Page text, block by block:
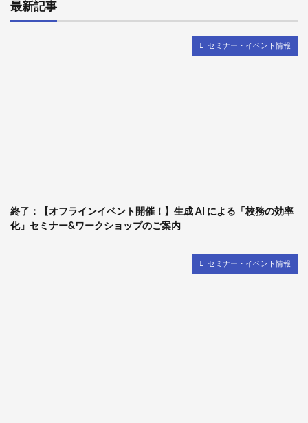
最新記事
セミナー・イベント情報
終了：【オフラインイベント開催！】生成 AI による「校務の効率
化」セミナー&ワークショップのご案内
セミナー・イベント情報